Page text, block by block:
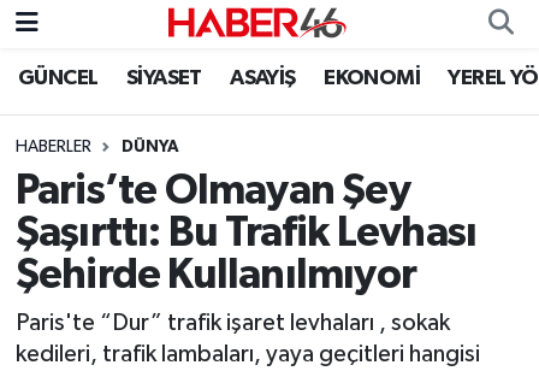
GÜNCEL SİYASET ASAYİŞ EKONOMİ YEREL
HABERLER DÜNYA
Paris’te Olmayan Şey
Şaşırttı: Bu Trafik Levhası
Şehirde Kullanılmıyor
Paris'te “Dur” trafik işaret levhaları , sokak
kedileri, trafik lambaları, yaya geçitleri hangisi
GÜNCEL
SİYASET
EKONOMİ
SPOR
YAŞAM
Nöbetçi Eczaneler
Hava Durumu
Kahramanmaraş Namaz Vakitleri
Trafik Durumu
Süper Lig Puan Durumu ve Fikstür